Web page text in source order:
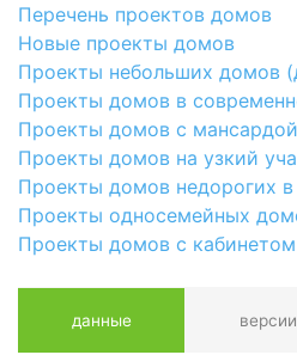
Перечень проектов домов
Новые проекты домов
Проекты небольших домов
Проекты домов в
Проекты домов с мансардой
Проекты домов на узкий
Проекты домов недорогих в
Проекты односемейных
Проекты домов с
данные версии